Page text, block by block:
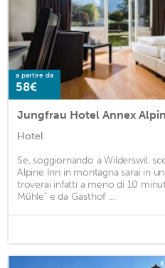
a partire da
58€
Jungfrau Hotel Annex
Hotel
Se, soggiornando a Wilderswil,
Alpine Inn in montagna sarai in
troverai infatti a meno di 10
Mühle" e da Gasthof ...